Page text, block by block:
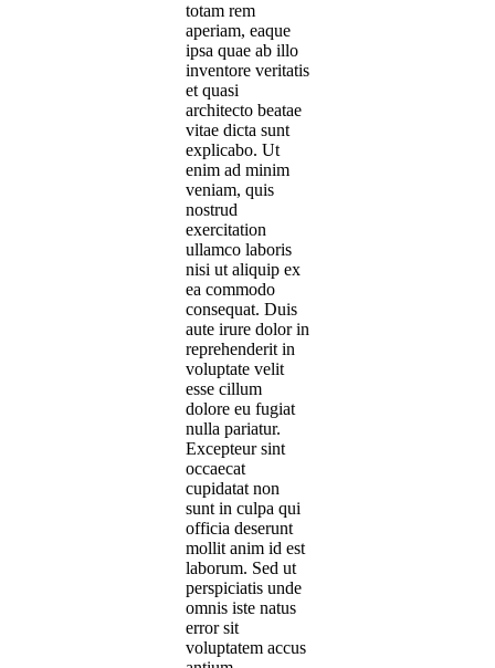
totam rem
aperiam, eaque
ipsa quae ab illo
inventore veritatis
et quasi
architecto beatae
vitae dicta sunt
explicabo. Ut
enim ad minim
veniam, quis
nostrud
exercitation
ullamco laboris
nisi ut aliquip ex
ea commodo
consequat. Duis
aute irure dolor in
reprehenderit in
voluptate velit
esse cillum
dolore eu fugiat
nulla pariatur.
Excepteur sint
occaecat
cupidatat non
sunt in culpa qui
officia deserunt
mollit anim id est
laborum. Sed ut
perspiciatis unde
omnis iste natus
error sit
voluptatem accus